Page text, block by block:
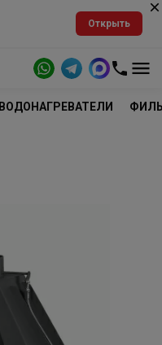
Открыть
ВОДОНАГРЕВАТЕЛИ